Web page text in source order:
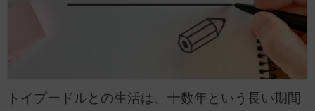
トイプードルとの生活は、十数年という長い期間